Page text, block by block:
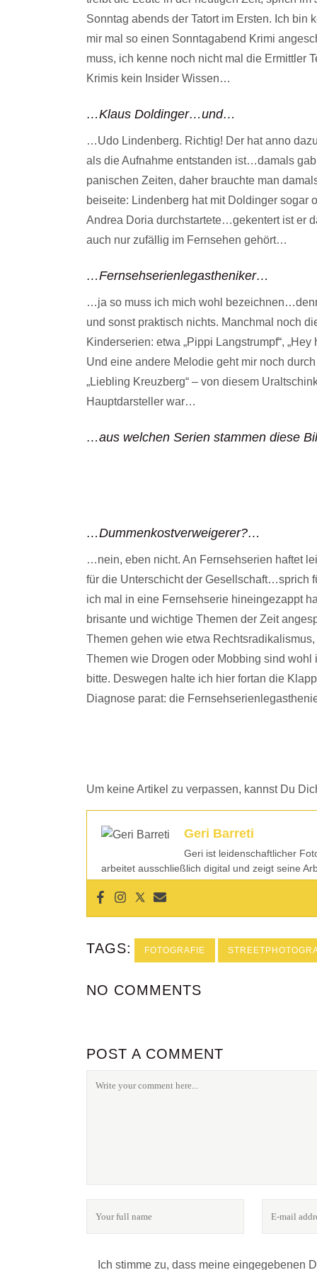
Sonntag abends der Tatort im Ersten. Ich
mir mal so einen Sonntagabend Krimi
muss, ich kenne noch nicht mal die Ermittler
Krimis kein Insider Wissen…
…Klaus Doldinger…und…
…Udo Lindenberg. Richtig! Der hat anno
als die Aufnahme entstanden ist…damals
panischen Zeiten, daher brauchte man
beiseite: Lindenberg hat mit Doldinger sogar
Andrea Doria durchstartete…gekentert ist er
auch nur zufällig im Fernsehen gehört…
…Fernsehserienlegastheniker…
…ja so muss ich mich wohl
und sonst praktisch nichts. Manchmal noch
Kinderserien: etwa „Pippi Langstrumpf“,
Und eine andere Melodie geht mir noch
„Liebling Kreuzberg“ – von diesem
Hauptdarsteller war…
…aus welchen Serien stammen diese
…Dummenkostverweigerer?…
…nein, eben nicht. An Fernsehserien haftet
für die Unterschicht der Gesellschaft…sprich
ich mal in eine Fernsehserie hineingezappt
brisante und wichtige Themen der Zeit
Themen gehen wie etwa
Themen wie Drogen oder Mobbing sind
bitte. Deswegen halte ich hier fortan die
Diagnose parat: die
Um keine Artikel zu verpassen, kannst Du
Geri Barreti
Geri ist leidenschaftlicher
arbeitet ausschließlich digital und zeigt seine
TAGS: FOTOGRAFIE
NO COMMENTS
POST A COMMENT
Ich stimme zu, dass meine eingegebenen